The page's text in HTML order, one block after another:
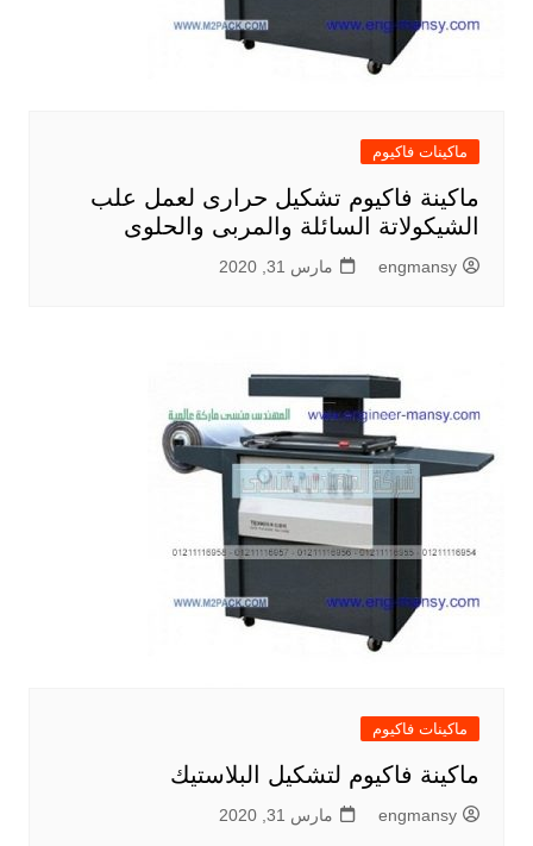
ماكينات فاكيوم
ماكينة فاكيوم تشكيل حرارى لعمل علب
الشيكولاتة السائلة والمربى والحلوى
engmansy مارس 31, 2020
ماكينات فاكيوم
ماكينة فاكيوم لتشكيل البلاستيك
engmansy مارس 31, 2020